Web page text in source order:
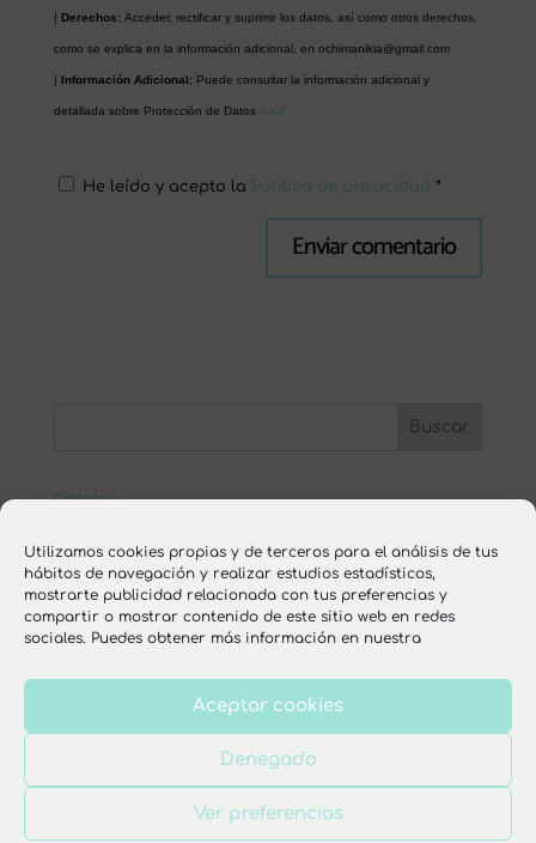
Utilizamos cookies propias y de terceros para el análisis de tus
hábitos de navegación y realizar estudios estadísticos,
mostrarte publicidad relacionada con tus preferencias y
compartir o mostrar contenido de este sitio web en redes
sociales. Puedes obtener más información en nuestra
Aceptar cookies
Denegado
Ver preferencias
| Derechos: Acceder, rectificar y suprimir los datos, así como otros derechos,
como se explica en la información adicional, en ochimanikia@gmail.com
| Información Adicional: Puede consultar la información adicional y
detallada sobre Protección de Datos aquí
He leído y acepto la Política de privacidad *
Categorías
nutrición
recetas
Aviso legal
Política de privacidad
Política de cookies
Condiciones de venta